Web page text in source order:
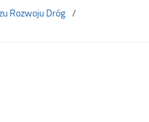
Rozwoju Dróg